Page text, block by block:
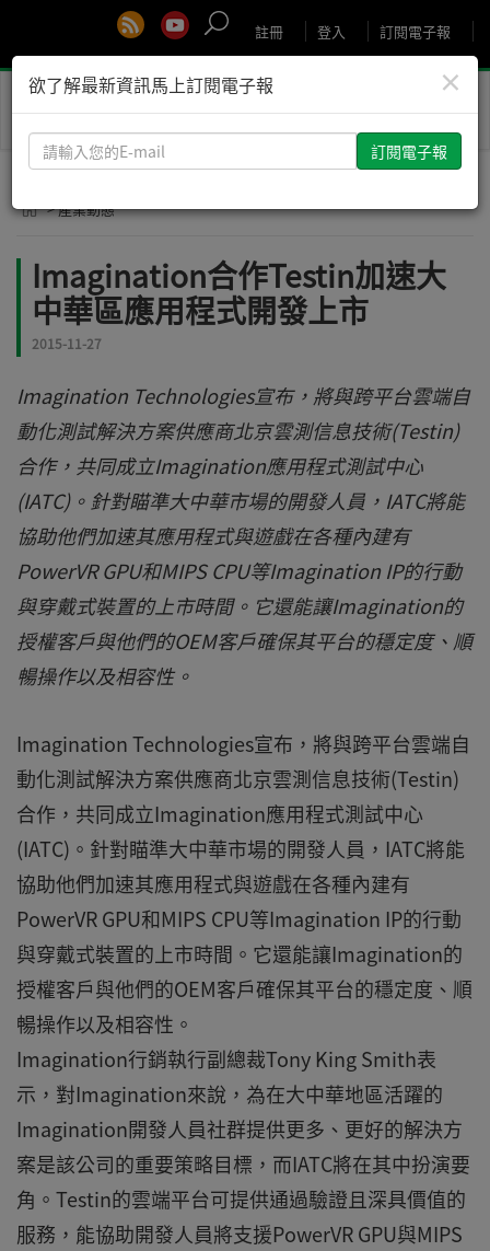
訂閱電子報
登入
註冊
Toggle
> 產業動態
Imagination合作Testin加速大
中華區應用程式開發上市
2015-11-27
Imagination Technologies宣布，將與跨平台雲端自
動化測試解決方案供應商北京雲測信息技術(Testin)
合作，共同成立Imagination應用程式測試中心
(IATC)。針對瞄準大中華市場的開發人員，IATC將能
協助他們加速其應用程式與遊戲在各種內建有
PowerVR GPU和MIPS CPU等Imagination IP的行動
與穿戴式裝置的上市時間。它還能讓Imagination的
授權客戶與他們的OEM客戶確保其平台的穩定度、順
暢操作以及相容性。
Imagination Technologies宣布，將與跨平台雲端自
動化測試解決方案供應商北京雲測信息技術(Testin)
合作，共同成立Imagination應用程式測試中心
(IATC)。針對瞄準大中華市場的開發人員，IATC將能
協助他們加速其應用程式與遊戲在各種內建有
PowerVR GPU和MIPS CPU等Imagination IP的行動
與穿戴式裝置的上市時間。它還能讓Imagination的
授權客戶與他們的OEM客戶確保其平台的穩定度、順
暢操作以及相容性。
Imagination行銷執行副總裁Tony King Smith表
示，對Imagination來說，為在大中華地區活躍的
Imagination開發人員社群提供更多、更好的解決方
案是該公司的重要策略目標，而IATC將在其中扮演要
角。Testin的雲端平台可提供通過驗證且深具價值的
服務，能協助開發人員將支援PowerVR GPU與MIPS
×
欲了解最新資訊馬上訂閱電子報
請
輸
您
E-
mail